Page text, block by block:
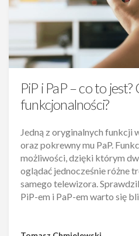
PiP i PaP – co to
funkcjonalności?
Jedną z oryginalnych funkcji
oraz pokrewny mu PaP.
możliwości, dzięki którym
oglądać jednocześnie różne
samego telewizora.
PiP-em i PaP-em warto się